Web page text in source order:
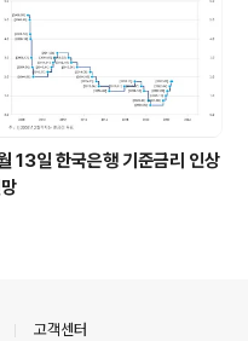
13일 한국은행 기준금리 인상
고객센터